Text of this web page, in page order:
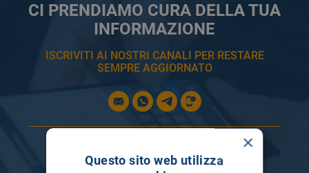
CI PRENDIAMO CURA DELLA TUA
INFORMAZIONE
ISCRIVITI AI NOSTRI CANALI PER RESTARE
SEMPRE AGGIORNATO
×
Questo sito web utilizza